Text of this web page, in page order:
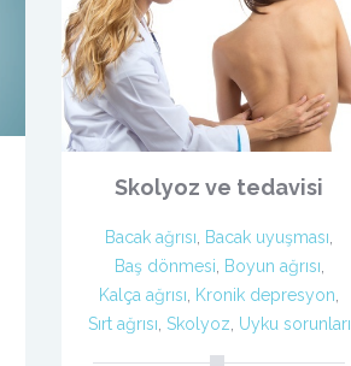
Skolyoz ve tedavisi
Bacak ağrısı Bacak uyuşması
Baş dönmesi
Boyun ağrısı
Kalça ağrısı
Kronik depresyon
Sırt ağrısı Skolyoz Uyku sorunları